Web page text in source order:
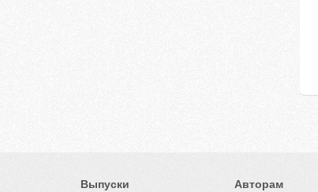
Выпуски Авторам